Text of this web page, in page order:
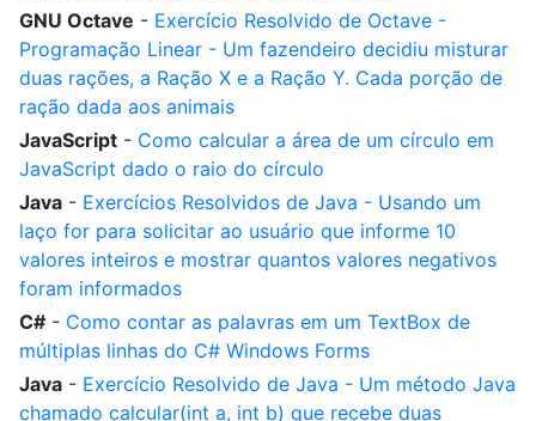
GNU Octave - Exercício Resolvido de Octave -
Programação Linear - Um fazendeiro decidiu misturar
duas rações, a Ração X e a Ração Y. Cada porção de
ração dada aos animais
JavaScript - Como calcular a área de um círculo em
JavaScript dado o raio do círculo
Java - Exercícios Resolvidos de Java - Usando um
laço for para solicitar ao usuário que informe 10
valores inteiros e mostrar quantos valores negativos
foram informados
C# - Como contar as palavras em um TextBox de
múltiplas linhas do C# Windows Forms
Java - Exercício Resolvido de Java - Um método Java
chamado calcular(int a, int b) que recebe duas